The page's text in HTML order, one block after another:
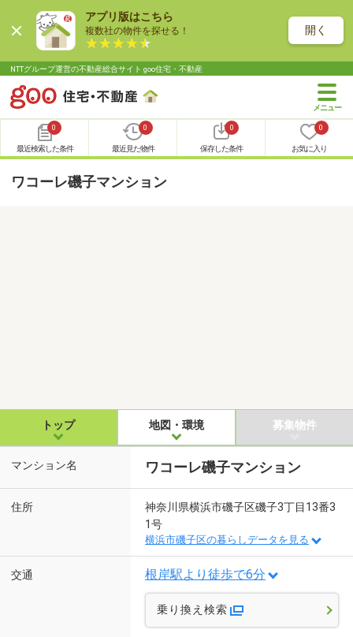
アプリ版はこちら
複数社の物件を探せる！ 開く
NTTグループ運営の不動産総合サイト goo住宅・不動産
0
最近検索した条件
0
最近見た物件
0
保存した条件
0
お気に入り
ワコーレ磯子マンション
トップ 地図・環境 募集物件
マンション名 ワコーレ磯子マンション
住所
神奈川県横浜市磯子区磯子3丁目13番3
1号
横浜市磯子区の暮らしデータを見る
交通 根岸駅より徒歩で6分
乗り換え検索